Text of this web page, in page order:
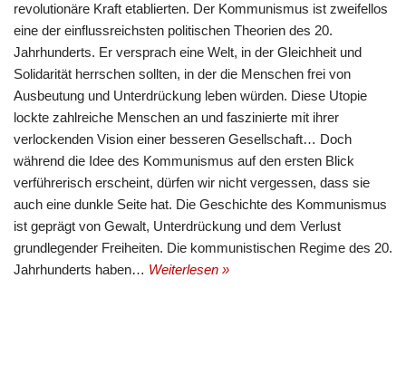
revolutionäre Kraft etablierten. Der Kommunismus ist zweifellos
eine der einflussreichsten politischen Theorien des 20.
Jahrhunderts. Er versprach eine Welt, in der Gleichheit und
Solidarität herrschen sollten, in der die Menschen frei von
Ausbeutung und Unterdrückung leben würden. Diese Utopie
lockte zahlreiche Menschen an und faszinierte mit ihrer
verlockenden Vision einer besseren Gesellschaft… Doch
während die Idee des Kommunismus auf den ersten Blick
verführerisch erscheint, dürfen wir nicht vergessen, dass sie
auch eine dunkle Seite hat. Die Geschichte des Kommunismus
ist geprägt von Gewalt, Unterdrückung und dem Verlust
grundlegender Freiheiten. Die kommunistischen Regime des 20.
Jahrhunderts haben… Weiterlesen »